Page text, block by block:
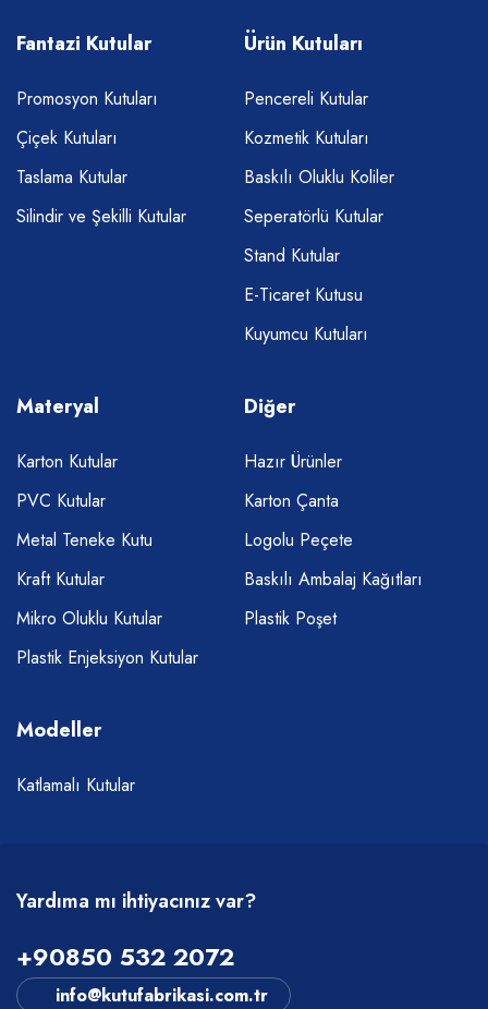
Fantazi Kutular
Promosyon Kutuları
Çiçek Kutuları
Taslama Kutular
Silindir ve Şekilli Kutular
Ürün Kutuları
Pencereli Kutular
Kozmetik Kutuları
Baskılı Oluklu Koliler
Seperatörlü Kutular
Stand Kutular
E-Ticaret Kutusu
Kuyumcu Kutuları
Materyal
Karton Kutular
PVC Kutular
Metal Teneke Kutu
Kraft Kutular
Mikro Oluklu Kutular
Plastik Enjeksiyon Kutular
Diğer
Hazır Ürünler
Karton Çanta
Logolu Peçete
Baskılı Ambalaj Kağıtları
Plastik Poşet
Modeller
Katlamalı Kutular
Yardıma mı ihtiyacınız var?
+90850 532 2072
info@kutufabrikasi.com.tr